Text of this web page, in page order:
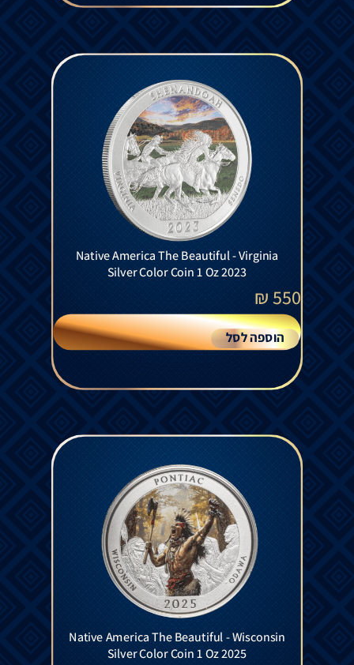
Native America The Beautiful - Virginia
Silver Color Coin 1 Oz 2023
550
₪
הוספה לסל
Native America The Beautiful - Wisconsin
Silver Color Coin 1 Oz 2025